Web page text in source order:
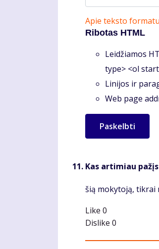
Apie teksto
Ribotas HTML
Leidžiamos
type> <ol start
Linijos ir
Web page
Kas artimiau
Komentaras
šią mokytoją, tikrai
Like 0
Dislike 0